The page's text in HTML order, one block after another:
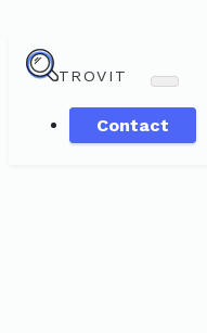
TROVIT
Contact